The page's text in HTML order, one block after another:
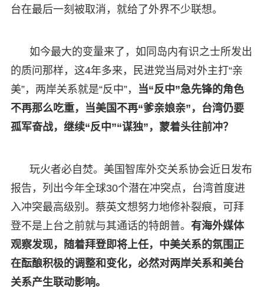
台在最后一刻被取消，就给了外界不少联想。
如今最大的变量来了，如同岛内有识之士所发出
的质问那样，这4年多来，民进党当局对外主打“亲
美”，两岸关系就是“反中”，
当“反中”急先锋的角色
不再那么吃重，当美国不再“爹亲娘亲”，台湾仍要
孤军奋战，继续“反中”“谋独”，蒙着头往前冲？
玩火者必自焚。美国智库外交关系协会近日发布
报告，列出今年全球30个潜在冲突点，台湾首度进
入冲突最高级别。蔡英文想努力地修补裂痕，可拜
登不是上台之前就与其通话的特朗普。 有海外媒体
观察发现，随着拜登即将上任，中美关系的氛围正
在酝酿积极的调整和变化，必然对两岸关系和美台
关系产生联动影响。